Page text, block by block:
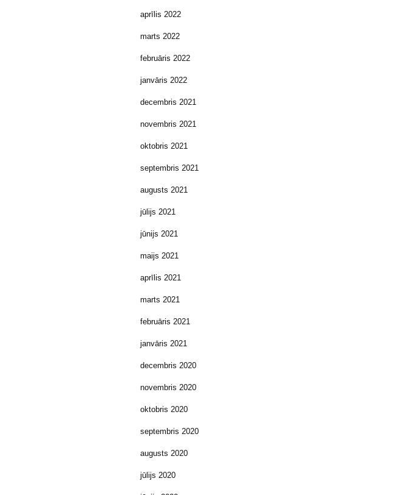
aprīlis 2022
marts 2022
februāris 2022
janvāris 2022
decembris 2021
novembris 2021
oktobris 2021
septembris 2021
augusts 2021
jūlijs 2021
jūnijs 2021
maijs 2021
aprīlis 2021
marts 2021
februāris 2021
janvāris 2021
decembris 2020
novembris 2020
oktobris 2020
septembris 2020
augusts 2020
jūlijs 2020